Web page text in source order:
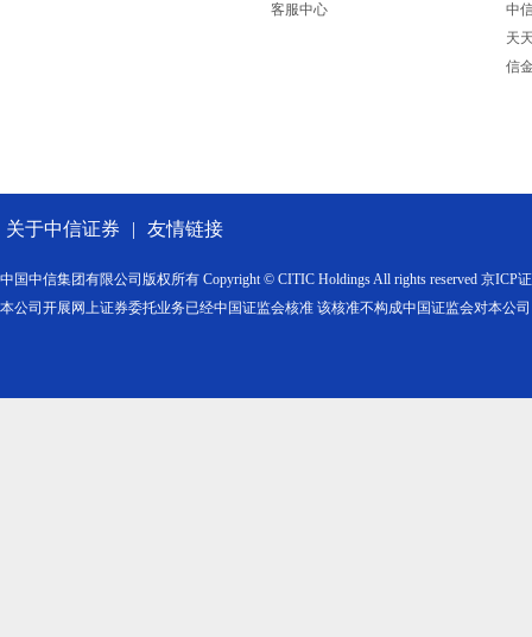
客服中心
中
天
信
关于中信证券 | 友情链接
中国中信集团有限公司版权所有 Copyright © CITIC Holdings All rights reserved 京ICP
本公司开展网上证券委托业务已经中国证监会核准 该核准不构成中国证监会对本公